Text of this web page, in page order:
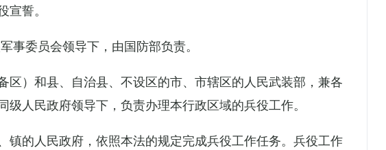
誓。
事委员会领导下，由国防部负责。
区）和县、自治县、不设区的市、市辖区的人民武装部，兼各
人民政府领导下，负责办理本行政区域的兵役工作。
镇的人民政府，依照本法的规定完成兵役工作任务。兵役工作